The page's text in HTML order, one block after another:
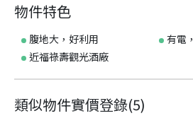
物件特色
腹地大，好利用
有電
近福祿壽觀光酒廠
類似物件實價登錄(5)